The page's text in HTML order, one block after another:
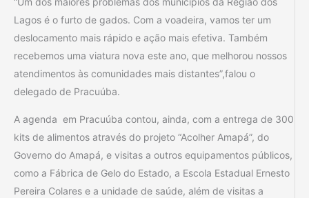
Lagos é o furto de gados. Com a voadeira, vamos ter um
deslocamento mais rápido e ação mais efetiva. Também
recebemos uma viatura nova este ano, que melhorou nossos
atendimentos às comunidades mais distantes”,falou o
delegado de Pracuúba.
A agenda em Pracuúba contou, ainda, com a entrega de 300
kits de alimentos através do projeto “Acolher Amapá”, do
Governo do Amapá, e visitas a outros equipamentos públicos,
como a Fábrica de Gelo do Estado, a Escola Estadual Ernesto
Pereira Colares e a unidade de saúde, além de visitas a